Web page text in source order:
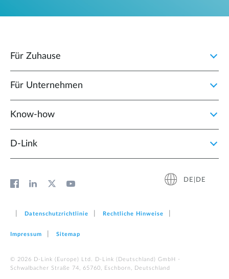
Für Zuhause
Für Unternehmen
Know-how
D‑Link
DE|DE
Datenschutzrichtlinie Rechtliche Hinweise
Impressum Sitemap
© 2026 D‑Link (Europe) Ltd. D-Link (Deutschland) GmbH -
Schwalbacher Straße 74, 65760, Eschborn, Deutschland